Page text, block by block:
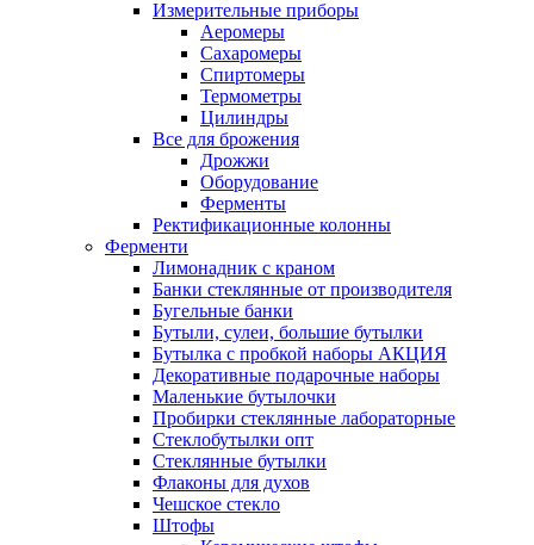
Измерительные приборы
Аеромеры
Сахаромеры
Спиртомеры
Термометры
Цилиндры
Все для брожения
Дрожжи
Оборудование
Ферменты
Ректификационные колонны
Ферменти
Лимонадник с краном
Банки стеклянные от производителя
Бугельные банки
Бутыли, сулеи, большие бутылки
Бутылка с пробкой наборы АКЦИЯ
Декоративные подарочные наборы
Маленькие бутылочки
Пробирки стеклянные лабораторные
Стеклобутылки опт
Стеклянные бутылки
Флаконы для духов
Чешское стекло
Штофы